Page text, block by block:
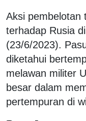
Aksi pembelotan
terhadap Rusia
(23/6/2023).
diketahui
melawan militer
besar dalam
pertempuran di